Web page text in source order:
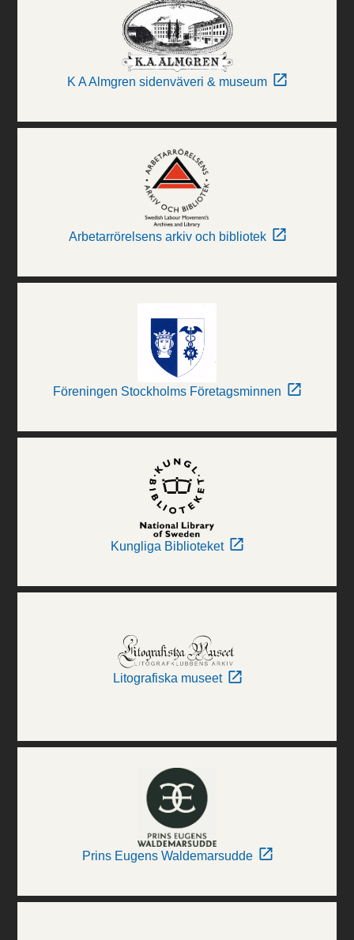
K A Almgren sidenväveri & museum
Arbetarrörelsens arkiv och bibliotek
Föreningen Stockholms Företagsminnen
Kungliga Biblioteket
Litografiska museet
Prins Eugens Waldemarsudde